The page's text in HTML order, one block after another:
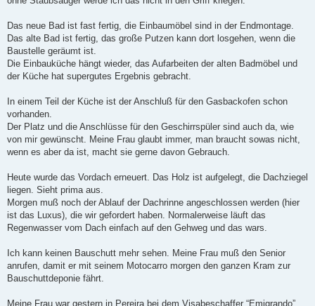
Das neue Bad ist fast fertig, die Einbaumöbel sind in der Endmontage.
Das alte Bad ist fertig, das große Putzen kann dort losgehen, wenn die
Baustelle geräumt ist.
Die Einbauküche hängt wieder, das Aufarbeiten der alten Badmöbel und
der Küche hat supergutes Ergebnis gebracht.
In einem Teil der Küche ist der Anschluß für den Gasbackofen schon
vorhanden.
Der Platz und die Anschlüsse für den Geschirrspüler sind auch da, wie
von mir gewünscht. Meine Frau glaubt immer, man braucht sowas nicht,
wenn es aber da ist, macht sie gerne davon Gebrauch.
Heute wurde das Vordach erneuert. Das Holz ist aufgelegt, die Dachziegel
liegen. Sieht prima aus.
Morgen muß noch der Ablauf der Dachrinne angeschlossen werden (hier
ist das Luxus), die wir gefordert haben. Normalerweise läuft das
Regenwasser vom Dach einfach auf den Gehweg und das wars.
Ich kann keinen Bauschutt mehr sehen. Meine Frau muß den Senior
anrufen, damit er mit seinem Motocarro morgen den ganzen Kram zur
Bauschuttdeponie fährt.
Meine Frau war gestern in Pereira bei dem Visabeschaffer “Emigrando”